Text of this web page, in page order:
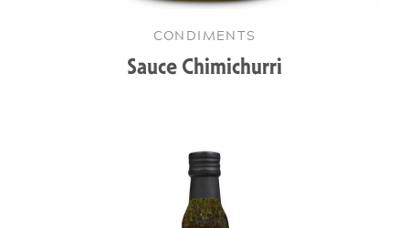
CONDIMENTS
Sauce Chimichurri